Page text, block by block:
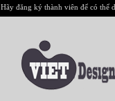
Hãy đăng ký thành viên để có thể